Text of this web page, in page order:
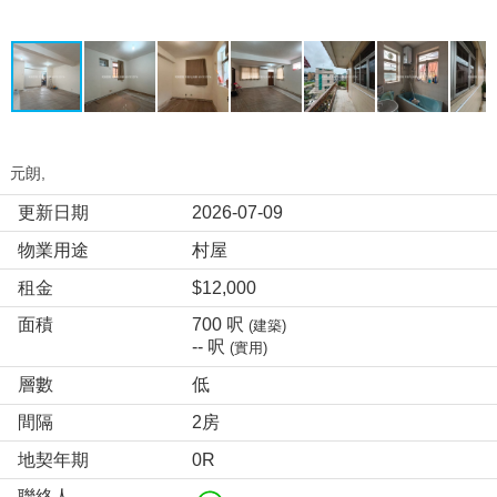
元朗,
更新日期
2026-07-09
物業用途
村屋
租金
$12,000
面積
700 呎 (建築)
-- 呎 (實用)
層數
低
間隔
2房
地契年期
0R